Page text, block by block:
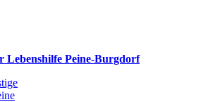
Peine-Burgdorf